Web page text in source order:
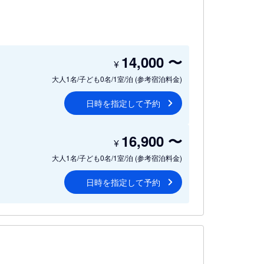
大人1名/子ども0名/1室/泊 (参考宿泊料金)
¥ 14,000 〜
日時を指定して予約
大人1名/子ども0名/1室/泊 (参考宿泊料金)
¥ 16,900 〜
日時を指定して予約